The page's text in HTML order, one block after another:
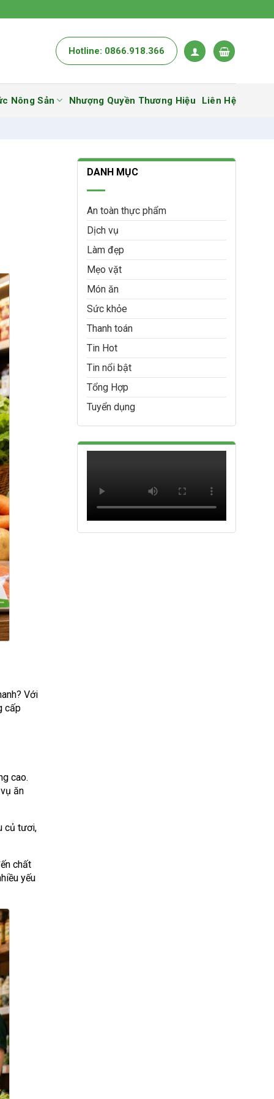
Hotline: 0866.918.366
Nông Sản Nhượng Quyền Thương Hiệu Liên Hệ
Với
cấp
cao.
ăn
củ tươi,
chất
yếu
DANH MỤC
An toàn thực phẩm
Dịch vụ
Làm đẹp
Mẹo vặt
Món ăn
Sức khỏe
Thanh toán
Tin Hot
Tin nổi bật
Tổng Hợp
Tuyển dụng